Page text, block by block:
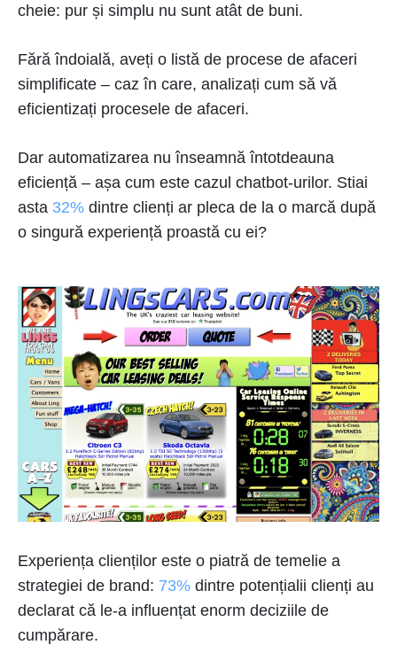
cheie: pur și simplu nu sunt atât de buni.
Fără îndoială, aveți o listă de procese de afaceri
simplificate – caz în care, analizați cum să vă
eficientizați procesele de afaceri.
Dar automatizarea nu înseamnă întotdeauna
eficiență – așa cum este cazul chatbot-urilor. Stiai
asta 32% dintre clienți ar pleca de la o marcă după
o singură experiență proastă cu ei?
Experiența clienților este o piatră de temelie a
strategiei de brand: 73% dintre potențialii clienți au
declarat că le-a influențat enorm deciziile de
cumpărare.